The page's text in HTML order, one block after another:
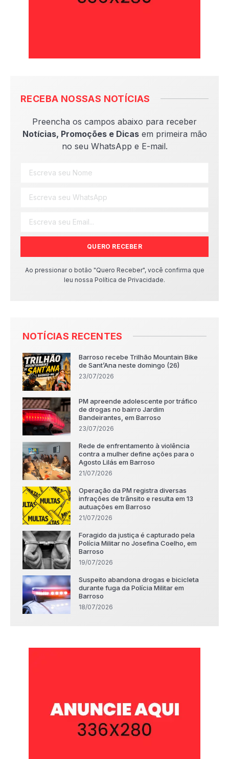
RECEBA NOSSAS NOTÍCIAS
Preencha os campos abaixo para receber
Notícias, Promoções e Dicasem primeira mão
no seu WhatsApp e E-mail.
QUERO RECEBER
Ao pressionar o botão "Quero Receber", você confirma que
leu nossa Política de Privacidade.
NOTÍCIAS RECENTES
Barroso recebe Trilhão Mountain Bike
de Sant’Ana neste domingo (26)
23/07/2026
PM apreende adolescente por tráfico
de drogas no bairro Jardim
Bandeirantes, em Barroso
23/07/2026
Rede de enfrentamento à violência
contra a mulher define ações para o
Agosto Lilás em Barroso
21/07/2026
Operação da PM registra diversas
infrações de trânsito e resulta em 13
autuações em Barroso
21/07/2026
Foragido da justiça é capturado pela
Polícia Militar no Josefina Coelho, em
Barroso
19/07/2026
Suspeito abandona drogas e bicicleta
durante fuga da Polícia Militar em
Barroso
18/07/2026